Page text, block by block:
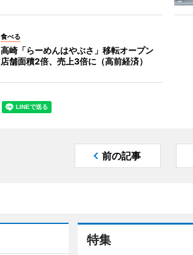
食べる
高崎「らーめんはやぶさ」移転オープン
店舗面積2倍、売上3倍に（高前経済）
前の記事
特集